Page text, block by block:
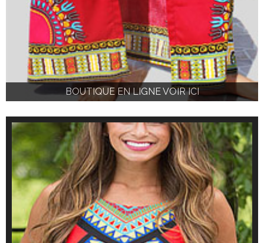
BOUTIQUE EN LIGNE VOIR ICI